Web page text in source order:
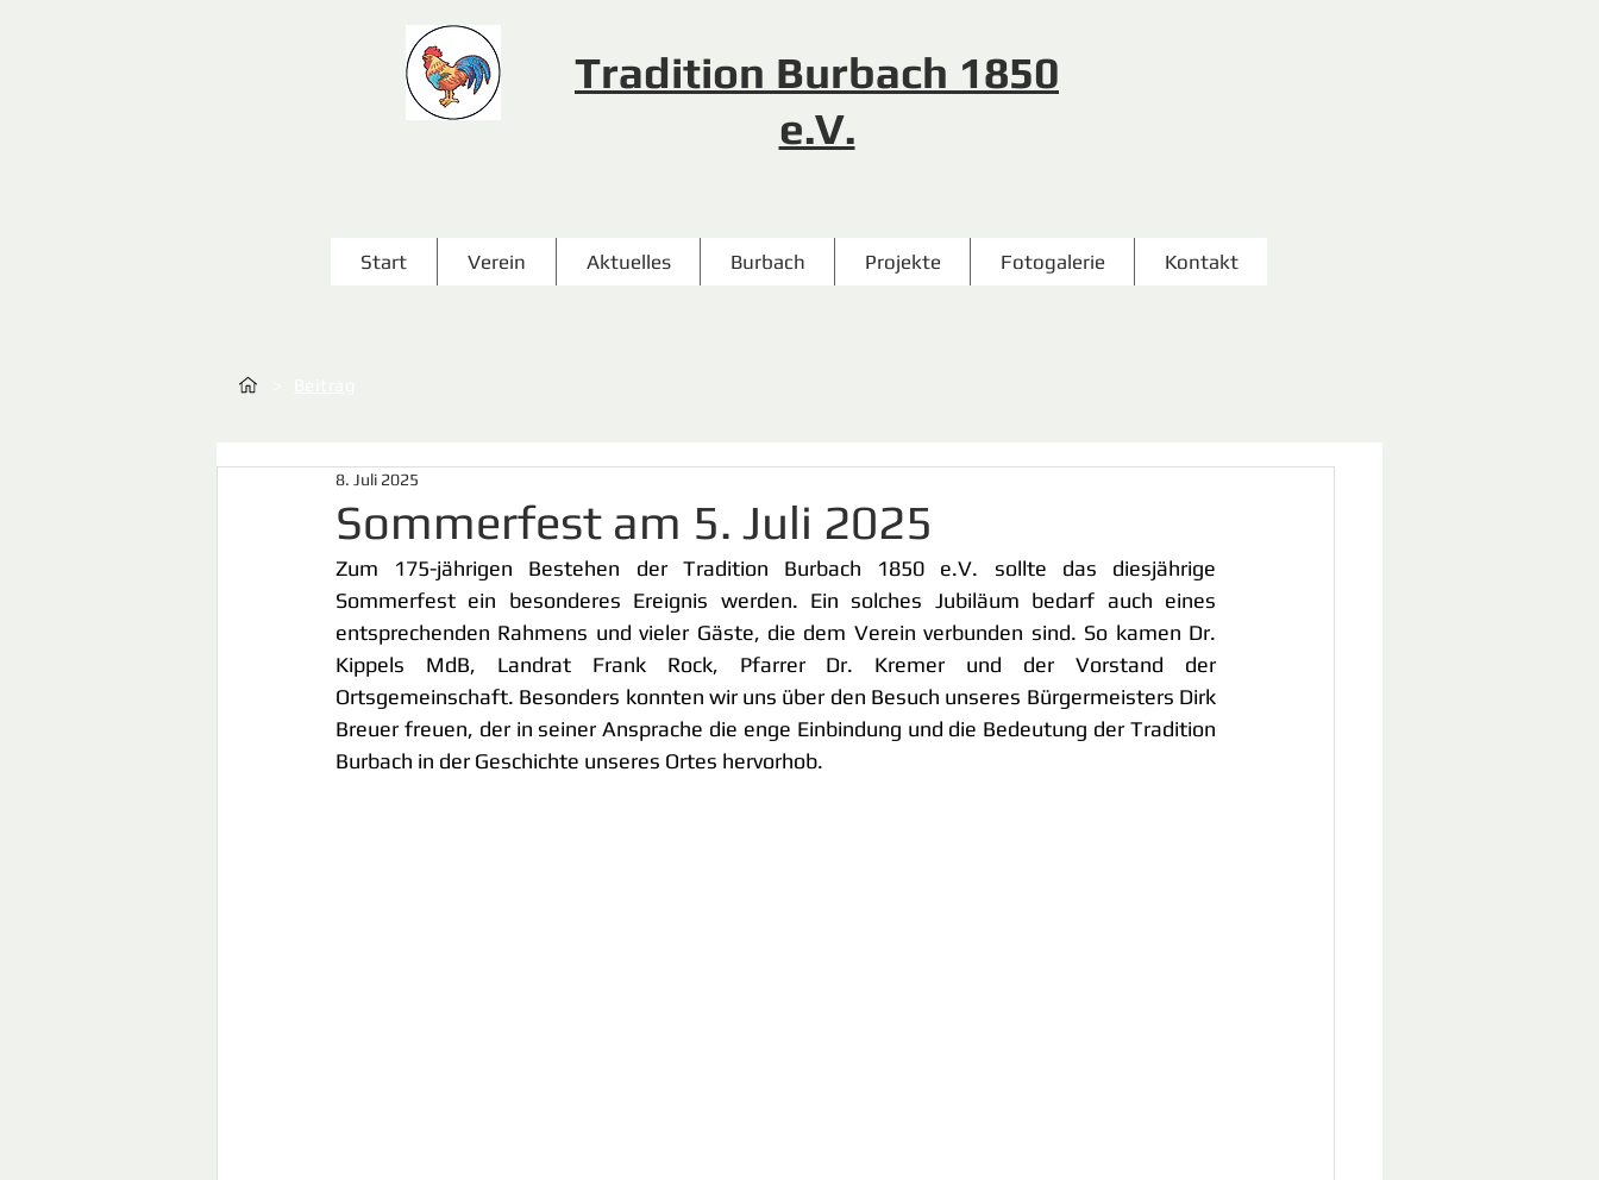
Tradition Burbach 1850
e.V.
Start Verein Aktuelles Burbach Projekte Fotogalerie Kontakt
Sommerfest am 5. Juli 2025
8. Juli 2025
Zum 175-jährigen Bestehen der Tradition Burbach 1850 e.V. sollte das diesjährige
Sommerfest ein besonderes Ereignis werden. Ein solches Jubiläum bedarf auch eines
entsprechenden Rahmens und vieler Gäste, die dem Verein verbunden sind. So kamen Dr.
Kippels MdB, Landrat Frank Rock, Pfarrer Dr. Kremer und der Vorstand der
Ortsgemeinschaft. Besonders konnten wir uns über den Besuch unseres Bürgermeisters Dirk
Breuer freuen, der in seiner Ansprache die enge Einbindung und die Bedeutung der Tradition
Burbach in der Geschichte unseres Ortes hervorhob.